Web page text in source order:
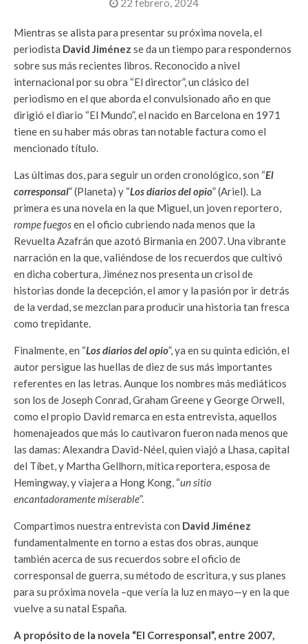
22 febrero, 2024
Mientras se alista para presentar su próxima novela, el
periodista David Jiménez se da un tiempo para respondernos
sobre sus más recientes libros. Reconocido a nivel
internacional por su obra “El director”, un clásico del
periodismo en el que aborda el convulsionado año en que
dirigió el diario “El Mundo”, el nacido en Barcelona en 1971
tiene en su haber más obras tan notable factura como el
mencionado título.
Las últimas dos, para seguir un orden cronológico, son “El
corresponsal” (Planeta) y “Los diarios del opio” (Ariel). La
primera es una novela en la que Miguel, un joven reportero,
rompe fuegosen el oficio cubriendo nada menos que la
Revuelta Azafrán que azotó Birmania en 2007. Una vibrante
narración en la que, valiéndose de los recuerdos que cultivó
en dicha cobertura, Jiménez nos presenta un crisol de
historias donde la decepción, el amor y la pasión por ir detrás
de la verdad, se mezclan para producir una historia tan fresca
como trepidante.
Finalmente, en “Los diarios del opio”, ya en su quinta edición, el
autor persigue las huellas de diez de sus más importantes
referentes en las letras. Aunque los nombres más mediáticos
son los de Joseph Conrad, Graham Greene y George Orwell,
como el propio David remarca en esta entrevista, aquellos
homenajeados que más lo cautivaron fueron nada menos que
las damas: Alexandra David-Néel, quien viajó a Lhasa, capital
del Tíbet, y Martha Gellhorn, mítica reportera, esposa de
Hemingway, y viajera a Hong Kong, “un sitio
encantadoramente miserable”.
Compartimos nuestra entrevista con David Jiménez
fundamentalmente en torno a estas dos obras, aunque
también acerca de sus recuerdos sobre el oficio de
corresponsal de guerra, su método de escritura, y sus planes
para su próxima novela –que vería la luz en mayo—y en la que
vuelve a su natal España.
A propósito de la novela “El Corresponsal”, entre 2007,